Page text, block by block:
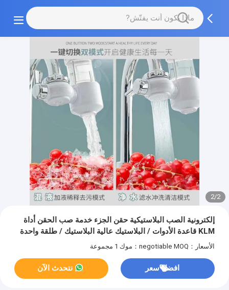
2/2
إلكترونية الصب البلاستيكية حقن الجزء خدمة صب الحقن أداة
KLM قاعدة الأدوات / البلاستيك عالية البلاستيك / طلقة واحدة
الأسعار：negotiable MOQ：موك 1 مجموعة
افضل سعر نتحدث الآن